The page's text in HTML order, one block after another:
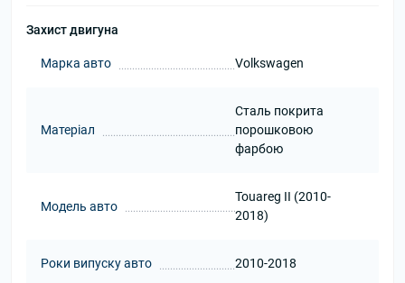
Захист двигуна
Марка авто Volkswagen
Матеріал
Сталь покрита
порошковою
фарбою
Модель авто
Touareg II (2010-
2018)
Роки випуску авто 2010-2018